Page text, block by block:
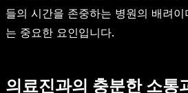
들의 시간을 존중하는 병원의 배려
는 중요한 요인입니다.
의료진과의 충분한 소통